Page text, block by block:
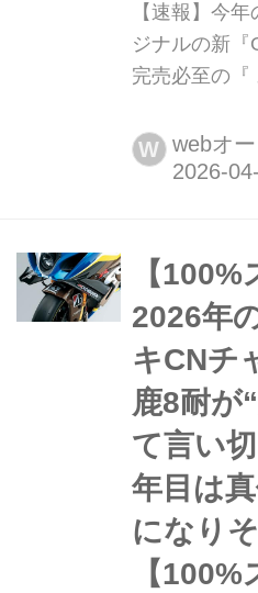
【速報】今
ジナルの新『
完売必至の『
した! 【スズ
ュース】 レ
ッズ付チケ
W webオ
【100%
2026年
キCNチ
鹿8耐が
て言い
年目は
になり
【